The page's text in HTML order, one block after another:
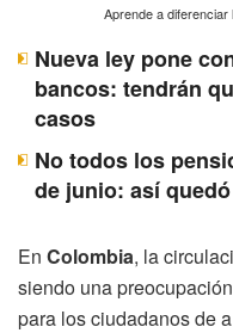
Aprende a diferenciar
Nueva ley pone
bancos: tendrán
casos
No todos los
de junio: así
En Colombia, la
siendo una
para los ciudadanos de